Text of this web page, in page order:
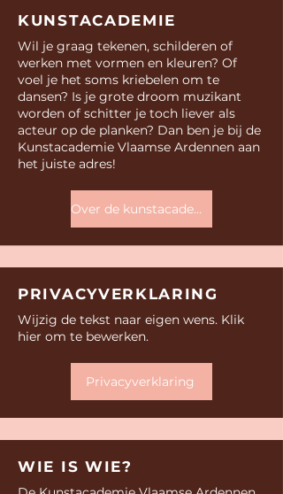
KUNSTACADEMIE
Wil je graag tekenen, schilderen of
werken met vormen en kleuren? Of
voel je het soms kriebelen om te
dansen? Is je grote droom muzikant
worden of schitter je toch liever als
acteur op de planken? Dan ben je bij de
Kunstacademie Vlaamse Ardennen aan
het juiste adres!
Over de kunstacademie
PRIVACYVERKLARING
Wijzig de tekst naar eigen wens. Klik
hier om te bewerken.
Privacyverklaring
WIE IS WIE?